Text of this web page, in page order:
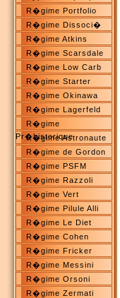
R�gime Portfolio
R�gime Dissoci�
R�gime Atkins
R�gime Scarsdale
R�gime Low Carb
R�gime Starter
R�gime Okinawa
R�gime Lagerfeld
R�gime
Pr�historique
R�gime Astronaute
R�gime de Gordon
R�gime PSFM
R�gime Razzoli
R�gime Vert
R�gime Pilule Alli
R�gime Le Diet
R�gime Cohen
R�gime Fricker
R�gime Messini
R�gime Orsoni
R�gime Zermati